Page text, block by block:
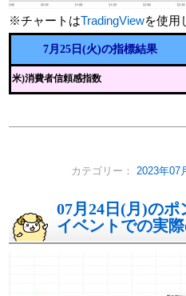
※チャートはTradingViewを使用
7月25日(火)の指標結果
米)消費者信頼感指数
カテゴリー： 2023年07
07月24日(月)の
イベントでの実